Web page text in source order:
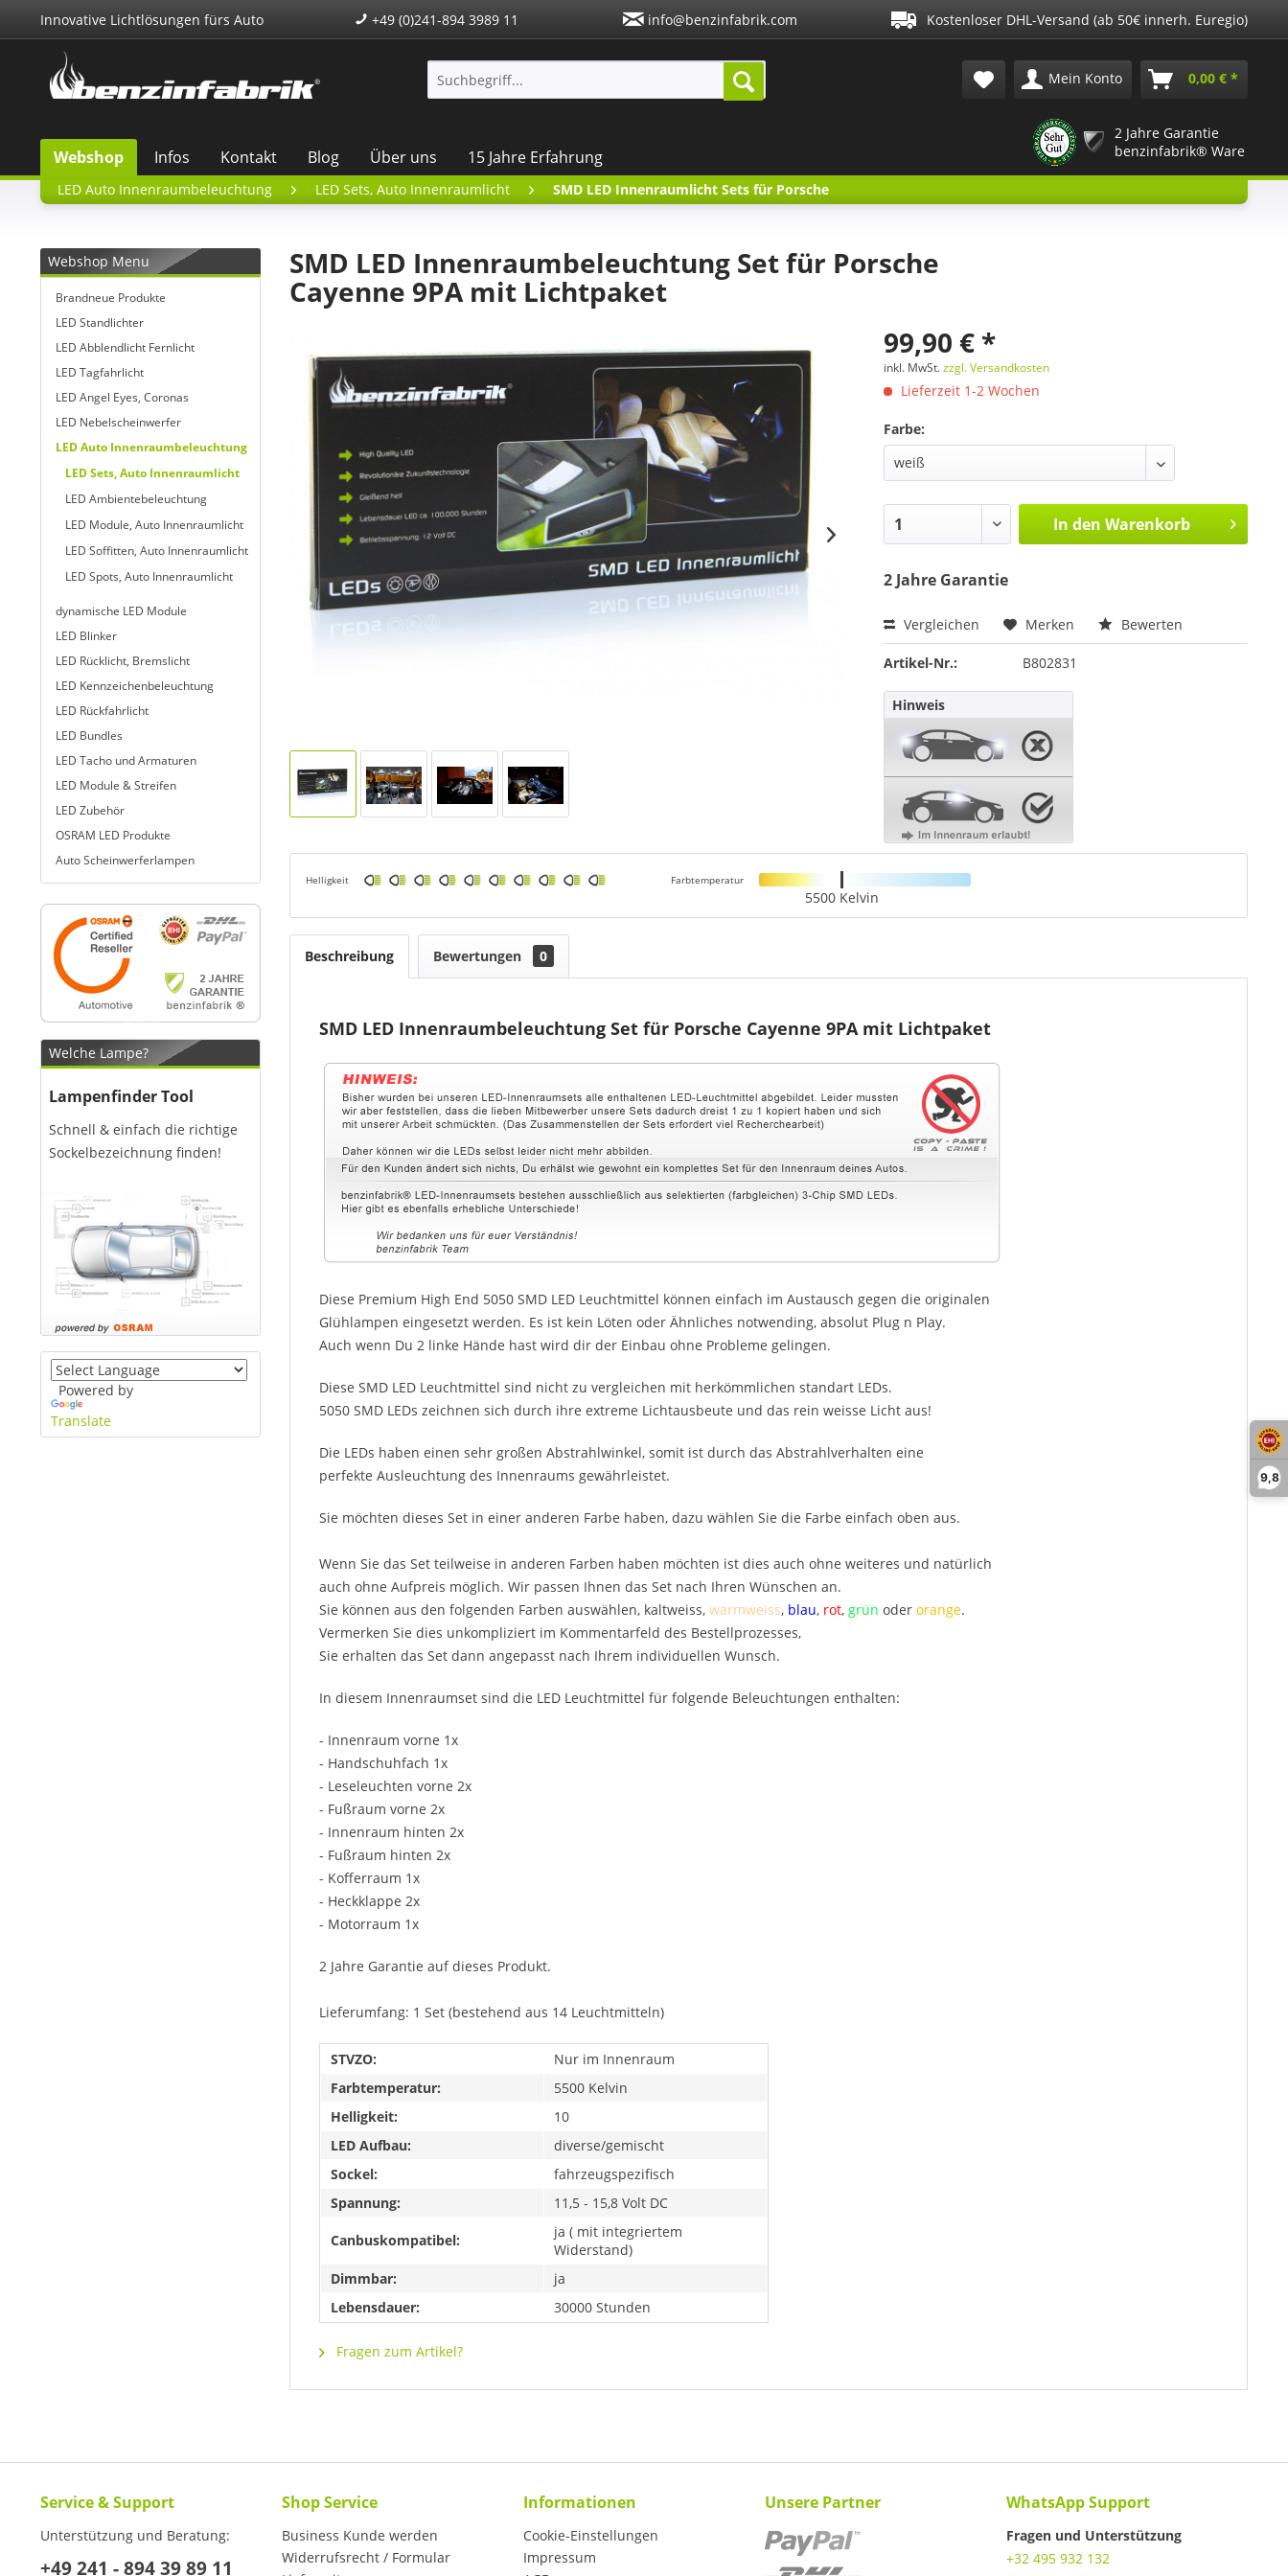
9,8
Innovative Lichtlösungen fürs Auto +49 (0)241-894 3989 11 info@benzinfabrik.com Kostenloser DHL-Versand (ab 50€ innerh. Euregio)
Mein Konto 0,00 € *
Webshop Infos Kontakt Blog Über uns 15 Jahre Erfahrung
2 Jahre Garantie
benzinfabrik® Ware
LED Auto Innenraumbeleuchtung LED Sets, Auto Innenraumlicht SMD LED Innenraumlicht Sets für Porsche
Webshop Menu
Brandneue Produkte
LED Standlichter
LED Abblendlicht Fernlicht
LED Tagfahrlicht
LED Angel Eyes, Coronas
LED Nebelscheinwerfer
LED Auto Innenraumbeleuchtung
LED Sets, Auto Innenraumlicht
LED Ambientebeleuchtung
LED Module, Auto Innenraumlicht
LED Soffitten, Auto Innenraumlicht
LED Spots, Auto Innenraumlicht
dynamische LED Module
LED Blinker
LED Rücklicht, Bremslicht
LED Kennzeichenbeleuchtung
LED Rückfahrlicht
LED Bundles
LED Tacho und Armaturen
LED Module & Streifen
LED Zubehör
OSRAM LED Produkte
Auto Scheinwerferlampen
Welche Lampe?
Lampenfinder Tool
Schnell & einfach die richtige
Sockelbezeichnung finden!
Powered by
Translate
SMD LED Innenraumbeleuchtung Set für Porsche
Cayenne 9PA mit Lichtpaket
99,90 € *
inkl. MwSt.zzgl. Versandkosten
Lieferzeit 1-2 Wochen
Farbe:
In den Warenkorb
2 Jahre Garantie
Vergleichen Merken Bewerten
Artikel-Nr.: B802831
Hinweis
Helligkeit Farbtemperatur
5500 Kelvin
Beschreibung Bewertungen 0
SMD LED Innenraumbeleuchtung Set für Porsche Cayenne 9PA mit Lichtpaket
Diese Premium High End 5050 SMD LED Leuchtmittel können einfach im Austausch gegen die originalen
Glühlampen eingesetzt werden. Es ist kein Löten oder Ähnliches notwending, absolut Plug n Play.
Auch wenn Du 2 linke Hände hast wird dir der Einbau ohne Probleme gelingen.
Diese SMD LED Leuchtmittel sind nicht zu vergleichen mit herkömmlichen standart LEDs.
5050 SMD LEDs zeichnen sich durch ihre extreme Lichtausbeute und das rein weisse Licht aus!
Die LEDs haben einen sehr großen Abstrahlwinkel, somit ist durch das Abstrahlverhalten eine
perfekte Ausleuchtung des Innenraums gewährleistet.
Sie möchten dieses Set in einer anderen Farbe haben, dazu wählen Sie die Farbe einfach oben aus.
Wenn Sie das Set teilweise in anderen Farben haben möchten ist dies auch ohne weiteres und natürlich
auch ohne Aufpreis möglich. Wir passen Ihnen das Set nach Ihren Wünschen an.
Sie können aus den folgenden Farben auswählen, kaltweiss, warmweiss, blau, rot, grün oder orange.
Vermerken Sie dies unkompliziert im Kommentarfeld des Bestellprozesses,
Sie erhalten das Set dann angepasst nach Ihrem individuellen Wunsch.
In diesem Innenraumset sind die LED Leuchtmittel für folgende Beleuchtungen enthalten:
- Innenraum vorne 1x
- Handschuhfach 1x
- Leseleuchten vorne 2x
- Fußraum vorne 2x
- Innenraum hinten 2x
- Fußraum hinten 2x
- Kofferraum 1x
- Heckklappe 2x
- Motorraum 1x
2 Jahre Garantie auf dieses Produkt.
Lieferumfang: 1 Set (bestehend aus 14 Leuchtmitteln)
STVZO:
Nur im Innenraum
Farbtemperatur:
5500 Kelvin
Helligkeit:
10
LED Aufbau:
diverse/gemischt
Sockel:
fahrzeugspezifisch
Spannung:
11,5 - 15,8 Volt DC
Canbuskompatibel:
ja ( mit integriertem
Widerstand)
Dimmbar:
ja
Lebensdauer:
30000 Stunden
Fragen zum Artikel?
Service & Support
Unterstützung und Beratung:
+49 241 - 894 39 89 11
Shop Service
Business Kunde werden
Widerrufsrecht / Formular
Informationen
Cookie-Einstellungen
Impressum
Unsere Partner WhatsApp Support
Fragen und Unterstützung
+32 495 932 132